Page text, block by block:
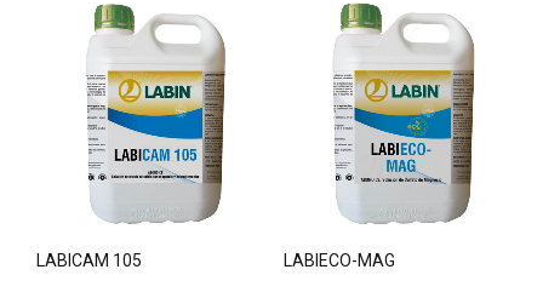
LABICAM 105 LABIECO-MAG